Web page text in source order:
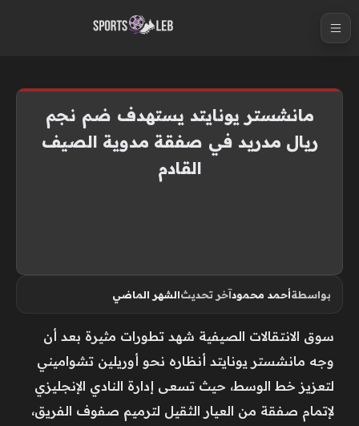
مانشستر يونايتد يستهدف ضم نجم
ريال مدريد في صفقة مدوية الصيف
القادم
بواسطةأحمد محمودآخر تحديثالشهر الماضي
سوق الانتقالات الصيفية شهد تطورات مثيرة بعد أن
وجه مانشستر يونايتد أنظاره نحو أوريلين تشواميني
لتعزيز خط الوسط، حيث تسعى إدارة النادي الإنجليزي
لإتمام صفقة من العيار الثقيل لترميم صفوف الفريق،